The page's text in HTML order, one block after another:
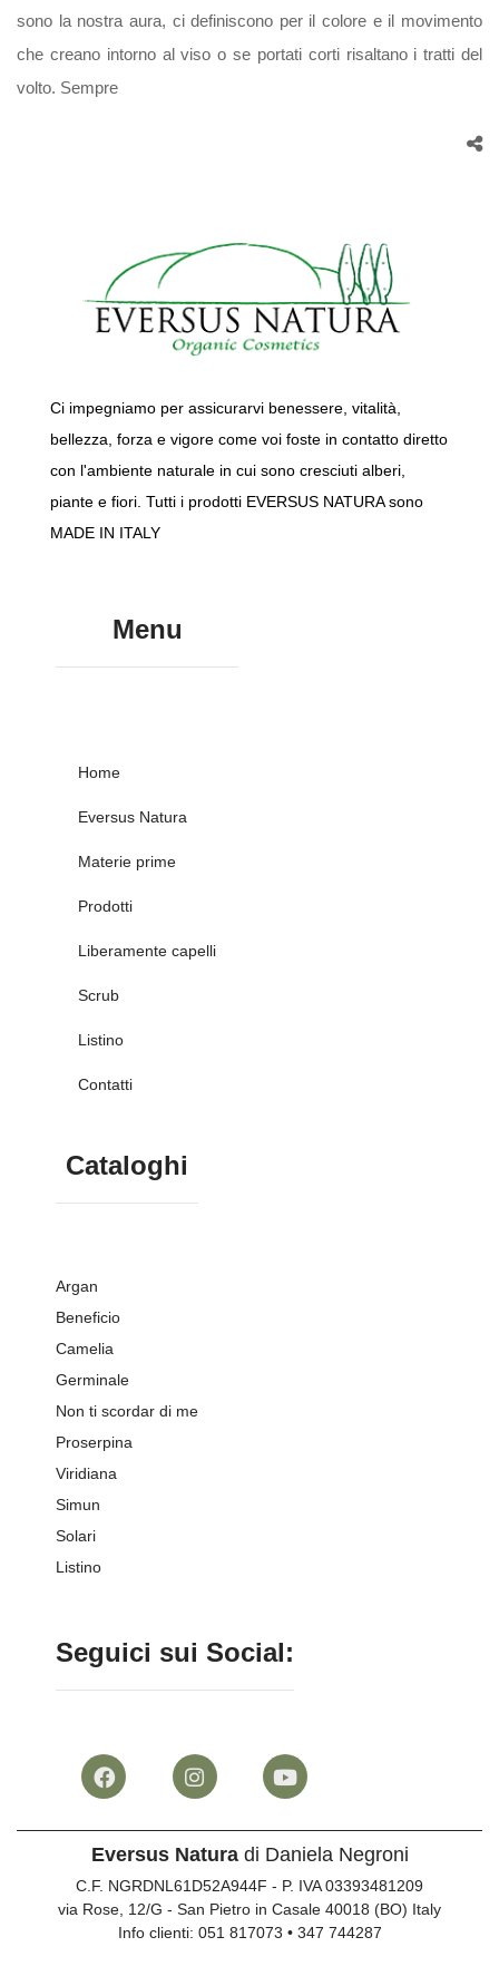
sono la nostra aura, ci definiscono per il colore e il movimento
che creano intorno al viso o se portati corti risaltano i tratti del
volto. Sempre
Ci impegniamo per assicurarvi benessere, vitalità,
bellezza, forza e vigore come voi foste in contatto diretto
con l'ambiente naturale in cui sono cresciuti alberi,
piante e fiori. Tutti i prodotti EVERSUS NATURA sono
MADE IN ITALY
Menu
Home
Eversus Natura
Materie prime
Prodotti
Liberamente capelli
Scrub
Listino
Contatti
Cataloghi
Argan
Beneficio
Camelia
Germinale
Non ti scordar di me
Proserpina
Viridiana
Simun
Solari
Listino
Seguici sui Social:
Eversus Naturadi Daniela Negroni
C.F. NGRDNL61D52A944F - P. IVA 03393481209
via Rose, 12/G - San Pietro in Casale 40018 (BO) Italy
Info clienti: 051 817073 • 347 744287